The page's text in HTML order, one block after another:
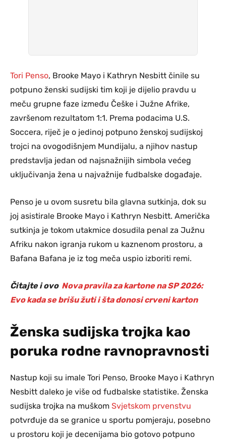
Tori Penso, Brooke Mayo i Kathryn Nesbitt činile su
potpuno ženski sudijski tim koji je dijelio pravdu u
meču grupne faze između Češke i Južne Afrike,
završenom rezultatom 1:1. Prema podacima U.S.
Soccera, riječ je o jedinoj potpuno ženskoj sudijskoj
trojci na ovogodišnjem Mundijalu, a njihov nastup
predstavlja jedan od najsnažnijih simbola većeg
uključivanja žena u najvažnije fudbalske događaje.
Penso je u ovom susretu bila glavna sutkinja, dok su
joj asistirale Brooke Mayo i Kathryn Nesbitt. Američka
sutkinja je tokom utakmice dosudila penal za Južnu
Afriku nakon igranja rukom u kaznenom prostoru, a
Bafana Bafana je iz tog meča uspio izboriti remi.
Čitajte i ovo Nova pravila za kartone na SP 2026:
Evo kada se brišu žuti i šta donosi crveni karton
Ženska sudijska trojka kao
poruka rodne ravnopravnosti
Nastup koji su imale Tori Penso, Brooke Mayo i Kathryn
Nesbitt daleko je više od fudbalske statistike. Ženska
sudijska trojka na muškom Svjetskom prvenstvu
potvrđuje da se granice u sportu pomjeraju, posebno
u prostoru koji je decenijama bio gotovo potpuno